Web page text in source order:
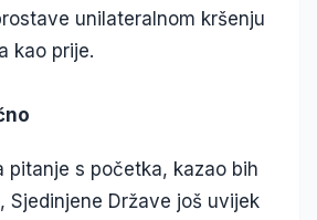
unilateralnom kršenju
kao prije.
pitanje s početka, kazao bih
Sjedinjene Države još uvijek